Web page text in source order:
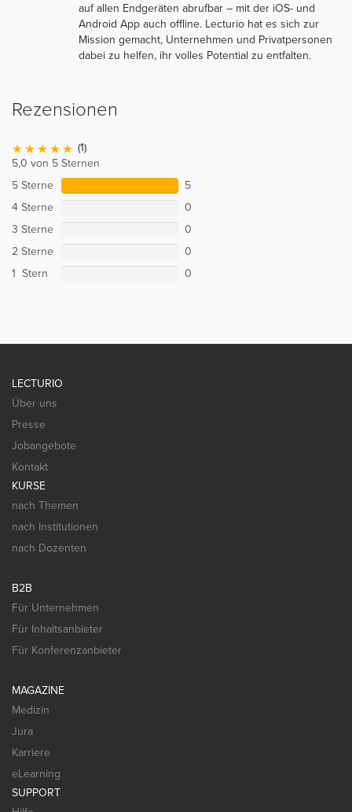
auf allen Endgeräten abrufbar – mit der iOS- und
Android App auch offline. Lecturio hat es sich zur
Mission gemacht, Unternehmen und Privatpersonen
dabei zu helfen, ihr volles Potential zu entfalten.
Rezensionen
(1)
5,0 von 5 Sternen
5 Sterne
5
4 Sterne
0
3 Sterne
0
2 Sterne
0
1 Stern
0
LECTURIO
Über uns
Presse
Jobangebote
Kontakt
KURSE
nach Themen
nach Institutionen
nach Dozenten
B2B
Für Unternehmen
Für Inhaltsanbieter
Für Konferenzanbieter
MAGAZINE
Medizin
Jura
Karriere
eLearning
SUPPORT